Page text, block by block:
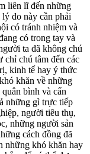
liên lĩ đến những
do này cần phải
có tránh nhiệm và
có trong tay và
ta đã không chú
chỉ chú tâm đến các
kinh tế hay ý thức
khăn về những
bình và cẩn
những gì trực tiếp
người tiêu thụ,
những người sản
cách đồng đã
những khó khăn hay